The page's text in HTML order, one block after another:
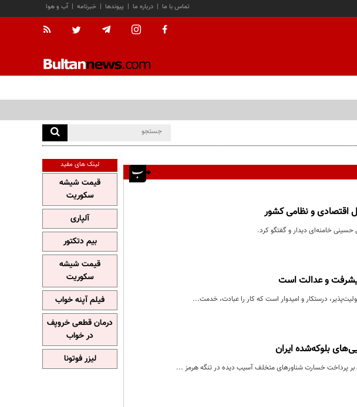
آب و هوا | خبرنامه | پیوندها | درباره ما | تماس با ما
اقتصادی و نظامی کشور
خامنه‌ای دیدار و گفتگو کرد.
و عدالت است
درستکار و امیدوار است که کار را عبادت، خدمت...
بلوکه‌شده ایران
بر پرداخت خسارت شناورهای متخلف آسیب دیده‌ در تنگه هرمز ...
لینک های مفید
قیمت شیشه
سکوریت
آلپاری
بیم دتکتور
قیمت شیشه
سکوریت
فیلم آپنه خواب
درمان قطعی خروپف
در خواب
لیزر فوتونا